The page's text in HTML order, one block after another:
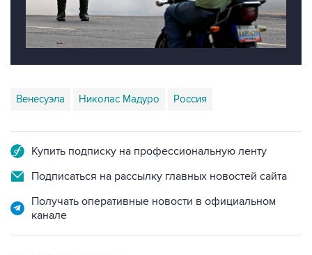
Венесуэла Николас Мадуро Россия
Купить подписку на профессиональную ленту
Подписаться на рассылку главных новостей сайта
Получать оперативные новости в официальном
канале